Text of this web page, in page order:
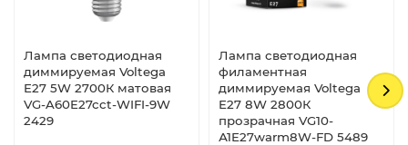
Лампа светодиодная
диммируемая Voltega
E27 5W 2700К матовая
VG-A60E27cct-WIFI-9W
2429
Лампа светодиодная
филаментная
диммируемая Voltega
E27 8W 2800К
прозрачная VG10-
А1E27warm8W-FD 5489